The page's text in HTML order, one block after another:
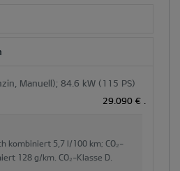
Manuell); 84.6 kW (115 PS)
29.090 €
kombiniert 5,7 l/100 km; CO₂-
128 g/km. CO₂-Klasse D.